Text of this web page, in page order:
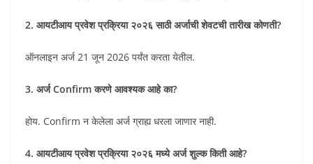
2. आयटीआय प्रवेश प्रक्रिया २०२६ साठी अर्जाची शेवटची तारीख कोणती?
ऑनलाइन अर्ज 21 जून 2026 पर्यंत करता येतील.
3. अर्ज Confirm करणे आवश्यक आहे का?
होय. Confirm न केलेला अर्ज ग्राह्य धरला जाणार नाही.
4. आयटीआय प्रवेश प्रक्रिया २०२६ मध्ये अर्ज शुल्क किती आहे?